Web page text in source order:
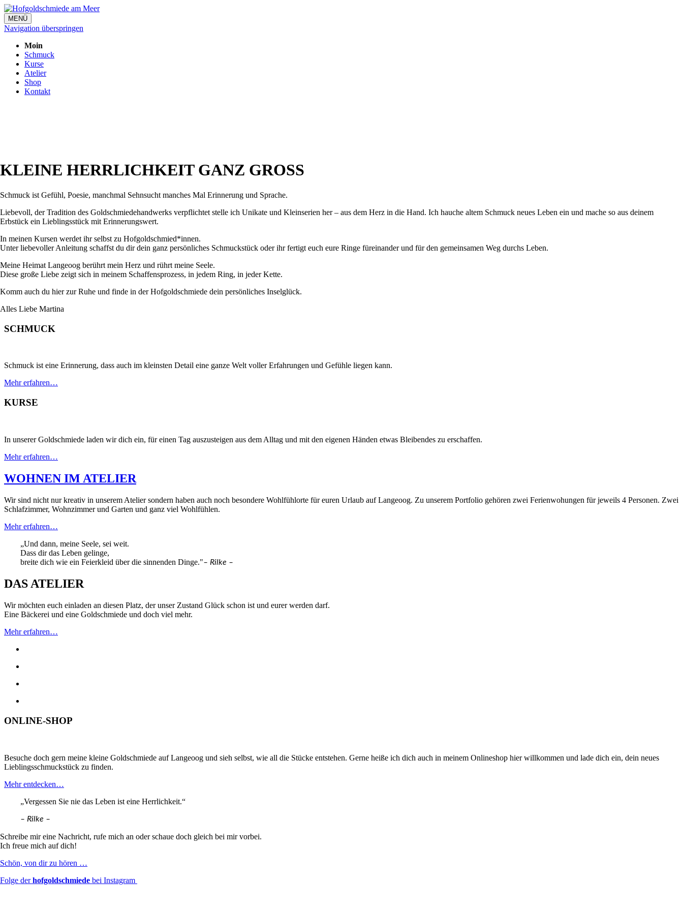
MENÜ
Navigation überspringen
Moin
Schmuck
Kurse
Atelier
Shop
Kontakt
KLEINE HERRLICHKEIT GANZ GROSS
Schmuck ist Gefühl, Poesie, manchmal Sehnsucht manches Mal Erinnerung und Sprache.
Liebevoll, der Tradition des Goldschmiedehandwerks verpflichtet stelle ich Unikate und Kleinserien her – aus dem Herz in die Hand. Ich hauche altem Schmuck neues Leben ein und mache so aus deinem
Erbstück ein Lieblingsstück mit Erinnerungswert.
In meinen Kursen werdet ihr selbst zu Hofgoldschmied*innen.
Unter liebevoller Anleitung schaffst du dir dein ganz persönliches Schmuckstück oder ihr fertigt euch eure Ringe füreinander und für den gemeinsamen Weg durchs Leben.
Meine Heimat Langeoog berührt mein Herz und rührt meine Seele.
Diese große Liebe zeigt sich in meinem Schaffensprozess, in jedem Ring, in jeder Kette.
Komm auch du hier zur Ruhe und finde in der Hofgoldschmiede dein persönliches Inselglück.
Alles Liebe Martina
SCHMUCK
Schmuck ist eine Erinnerung, dass auch im kleinsten Detail eine ganze Welt voller Erfahrungen und Gefühle liegen kann.
Mehr erfahren…
KURSE
In unserer Goldschmiede laden wir dich ein, für einen Tag auszusteigen aus dem Alltag und mit den eigenen Händen etwas Bleibendes zu erschaffen.
Mehr erfahren…
WOHNEN IM ATELIER
Wir sind nicht nur kreativ in unserem Atelier sondern haben auch noch besondere Wohlfühlorte für euren Urlaub auf Langeoog. Zu unserem Portfolio gehören zwei Ferienwohungen für jeweils 4 Personen. Zwei
Schlafzimmer, Wohnzimmer und Garten und ganz viel Wohlfühlen.
Mehr erfahren…
„Und dann, meine Seele, sei weit.
Dass dir das Leben gelinge,
breite dich wie ein Feierkleid über die sinnenden Dinge."– Rilke –
DAS ATELIER
Wir möchten euch einladen an diesen Platz, der unser Zustand Glück schon ist und eurer werden darf.
Eine Bäckerei und eine Goldschmiede und doch viel mehr.
Mehr erfahren…
ONLINE-SHOP
Besuche doch gern meine kleine Goldschmiede auf Langeoog und sieh selbst, wie all die Stücke entstehen. Gerne heiße ich dich auch in meinem Onlineshop hier willkommen und lade dich ein, dein neues
Lieblingsschmuckstück zu finden.
Mehr entdecken…
„Vergessen Sie nie das Leben ist eine Herrlichkeit.“
– Rilke –
Schreibe mir eine Nachricht, rufe mich an oder schaue doch gleich bei mir vorbei.
Ich freue mich auf dich!
Schön, von dir zu hören …
Folge derhofgoldschmiede bei Instagram